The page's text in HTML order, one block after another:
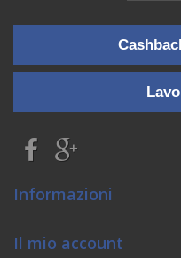
Informazioni
Il mio account